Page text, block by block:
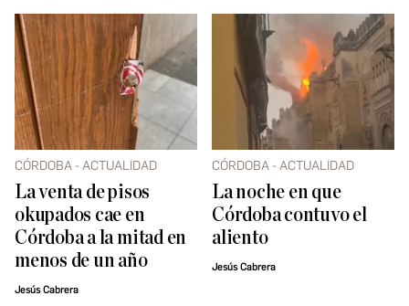
CÓRDOBA - ACTUALIDAD
La venta de pisos
okupados cae en
Córdoba a la mitad en
menos de un año
Jesús Cabrera
CÓRDOBA - ACTUALIDAD
La noche en que
Córdoba contuvo el
aliento
Jesús Cabrera